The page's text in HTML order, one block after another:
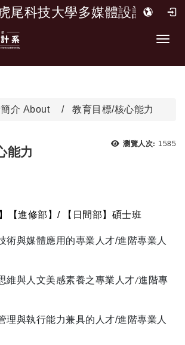
尾科技大學多媒體設計系
跳到主要內容 開啟
介 About 教育目標/核心能力
瀏覽人次: 瀏覽
1585
能力
【進修部】/ 【日間部】碩士班
術與媒體應用的專業人才/進階專業人
維與人文美感素養之專業人才/進階專
理與執行能力兼具的人才/進階專業人